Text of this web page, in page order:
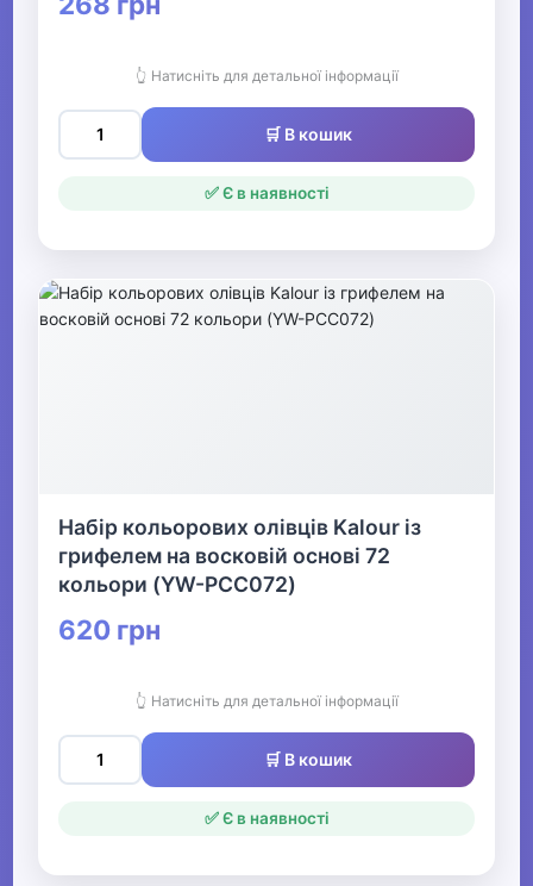
👆 Натисніть для детальної інформації
🛒 В кошик
✅ Є в наявності
Набір кольорових олівців Kalour із
грифелем на восковій основі 72
кольори (YW-PCC072)
620 грн
👆 Натисніть для детальної інформації
🛒 В кошик
✅ Є в наявності